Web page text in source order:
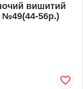
вишитий
56р.)